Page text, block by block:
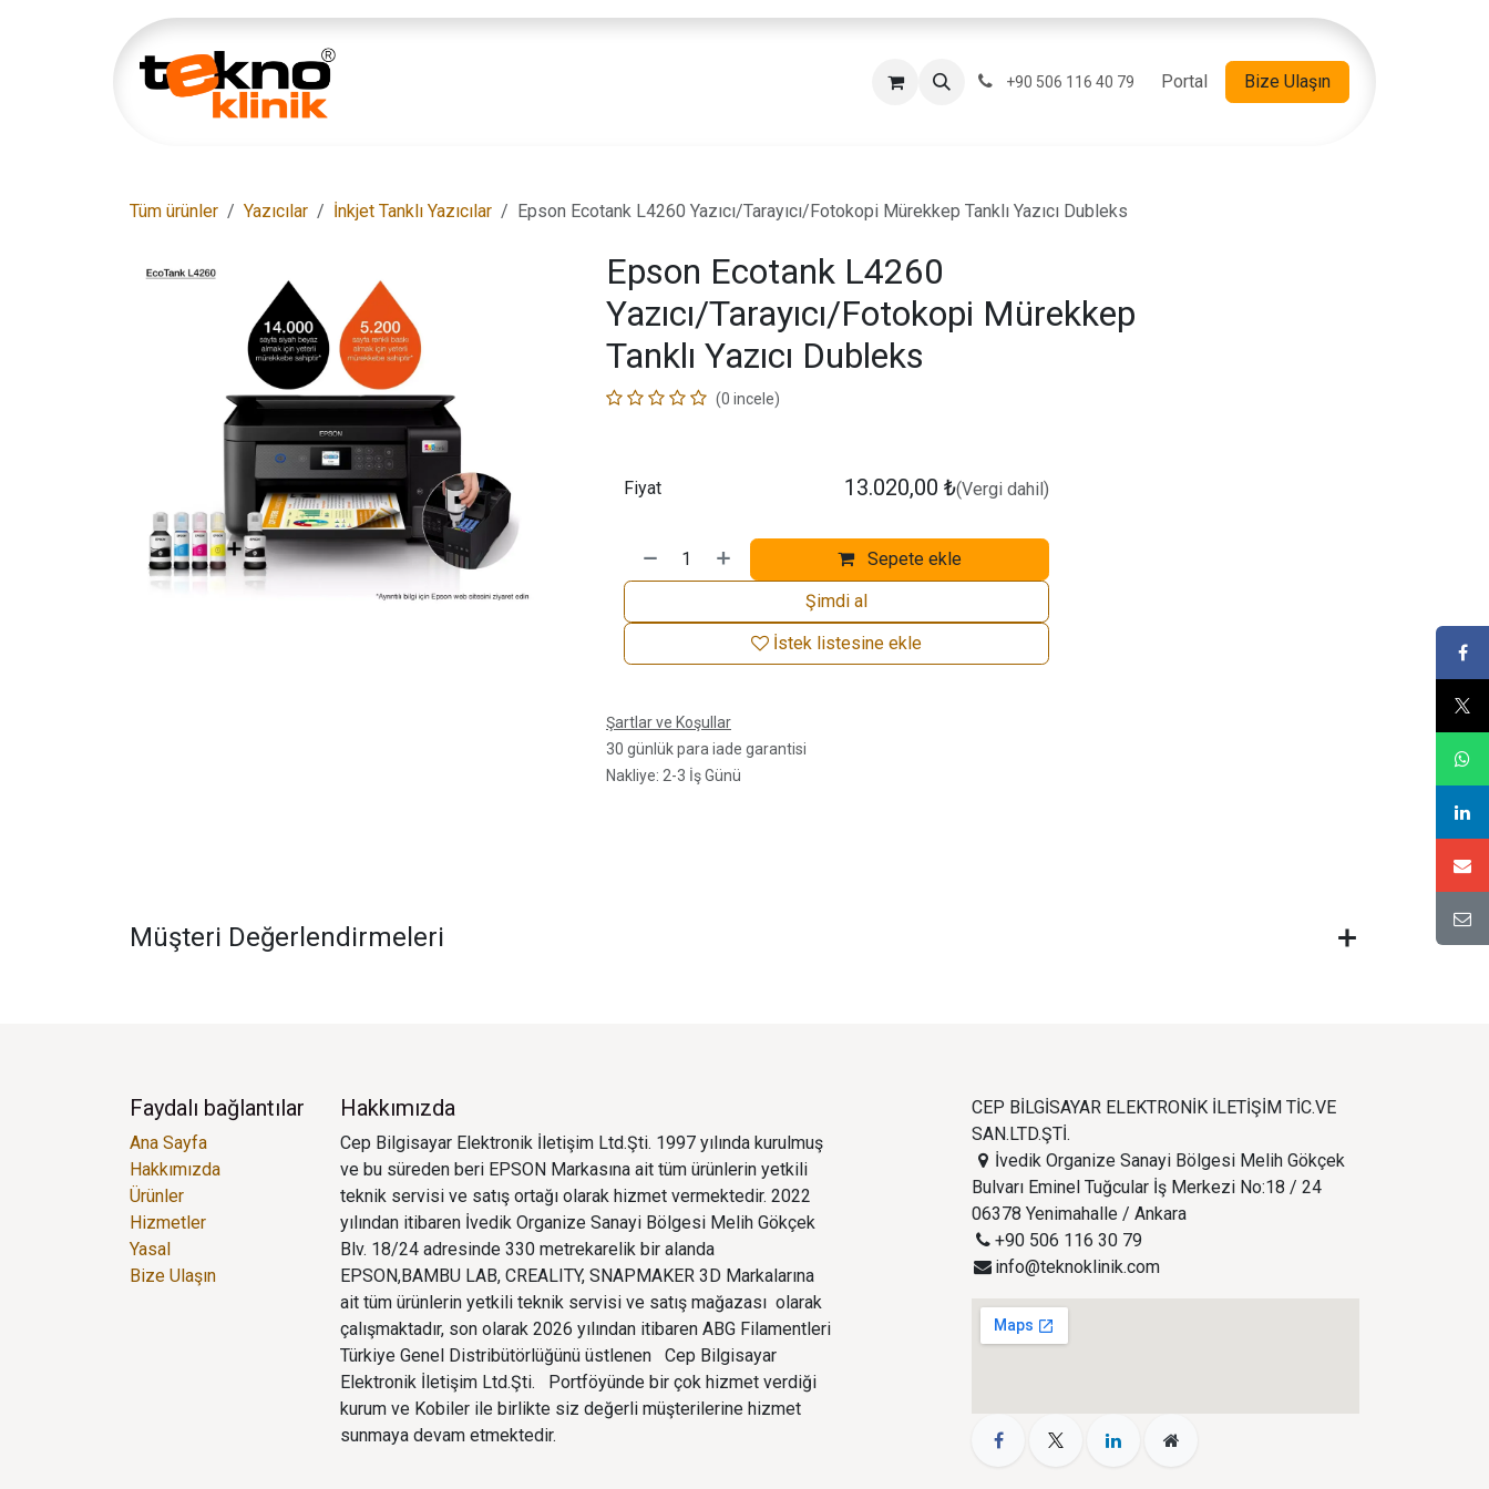
+90 506 116 40 79 Portal Bize Ulaşın
Tüm ürünler Yazıcılar İnkjet Tanklı Yazıcılar Epson Ecotank L4260 Yazıcı/Tarayıcı/Fotokopi Mürekkep Tanklı Yazıcı Dubleks
Epson Ecotank L4260
Yazıcı/Tarayıcı/Fotokopi Mürekkep
Tanklı Yazıcı Dubleks
(0 incele)
Sepete ekle
Şimdi al
İstek listesine ekle
Fiyat 13.020,00 ₺(Vergi dahil)
Şartlar ve Koşullar
30 günlük para iade garantisi
Nakliye: 2-3 İş Günü
Müşteri Değerlendirmeleri
Faydalı bağlantılar
Ana Sayfa
Hakkımızda
Ürünler
Hizmetler
Yasal
Bize Ulaşın
Hakkımızda
Cep Bilgisayar Elektronik İletişim Ltd.Şti. 1997 yılında kurulmuş
ve bu süreden beri EPSON Markasına ait tüm ürünlerin yetkili
teknik servisi ve satış ortağı olarak hizmet vermektedir. 2022
yılından itibaren İvedik Organize Sanayi Bölgesi Melih Gökçek
Blv. 18/24 adresinde 330 metrekarelik bir alanda
EPSON,BAMBU LAB, CREALITY, SNAPMAKER 3D Markalarına
ait tüm ürünlerin yetkili teknik servisi ve satış mağazası olarak
çalışmaktadır, son olarak 2026 yılından itibaren ABG Filamentleri
Türkiye Genel Distribütörlüğünü üstlenen Cep Bilgisayar
Elektronik İletişim Ltd.Şti. Portföyünde bir çok hizmet verdiği
kurum ve Kobiler ile birlikte siz değerli müşterilerine hizmet
sunmaya devam etmektedir.
CEP BİLGİSAYAR ELEKTRONİK İLETİŞİM TİC.VE
SAN.LTD.ŞTİ.
İvedik Organize Sanayi Bölgesi Melih Gökçek
Bulvarı Eminel Tuğcular İş Merkezi No:18 / 24
06378 Yenimahalle / Ankara
+90 506 116 30 79
info@teknoklinik.com